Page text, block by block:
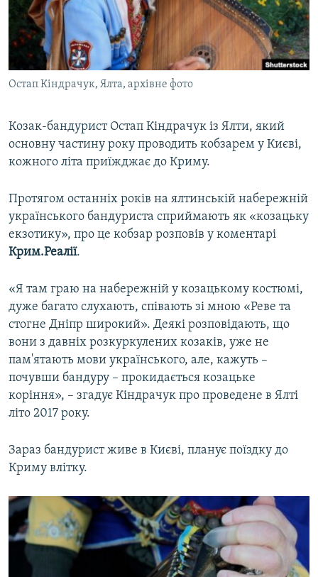
ВІДЕОУРОКИ «ELIFBE»
СВІДЧЕННЯ ОКУПАЦІЇ
УКРАЇНСЬКА ПРОБЛЕМА КРИМУ
ІНФОГРАФІКА
Русский
Qırımtatar
ДОЛУЧАЙСЯ!
Усі сайти RFE/RL
Остап Кіндрачук, Ялта, архівне фото
Козак-бандурист Остап Кіндрачук із Ялти, який
основну частину року проводить кобзарем у Києві,
кожного літа приїжджає до Криму.
Протягом останніх років на ялтинській набережній
українського бандуриста сприймають як «козацьку
екзотику», про це кобзар розповів у коментарі
Крим.Реалії.
«Я там граю на набережній у козацькому костюмі,
дуже багато слухають, співають зі мною «Реве та
стогне Дніпр широкий». Деякі розповідають, що
вони з давніх розкуркулених козаків, уже не
пам'ятають мови українського, але, кажуть –
почувши бандуру – прокидається козацьке
коріння», – згадує Кіндрачук про проведене в Ялті
літо 2017 року.
Зараз бандурист живе в Києві, планує поїздку до
Криму влітку.